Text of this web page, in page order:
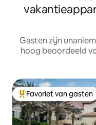
Gasten zijn
hoog beoordeeld
Topfavoriet van gasten
Favoriet van gasten